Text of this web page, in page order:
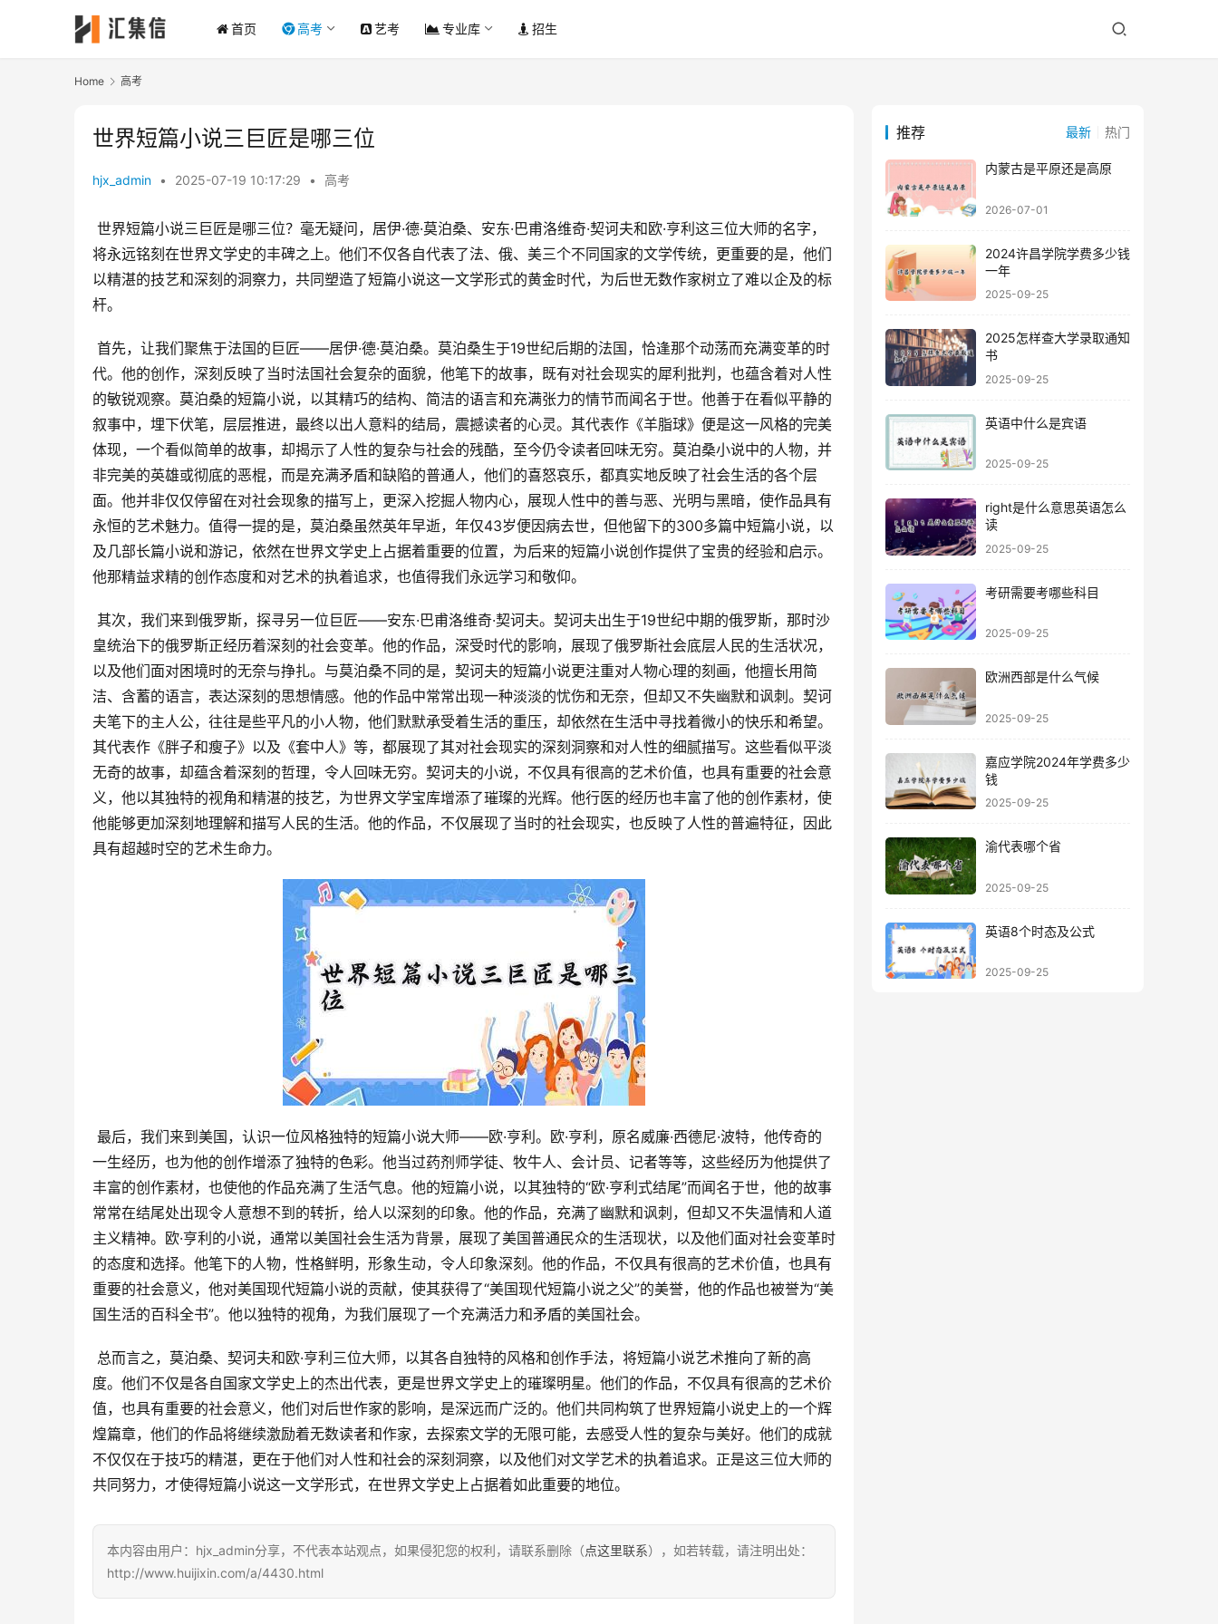
首页 高考 艺考 专业库 招生
Home 高考
世界短篇小说三巨匠是哪三位
hjx_admin • 2025-07-19 10:17:29 • 高考
将永远铭刻在世界文学史的丰碑之上。他们不仅各自代表了法、俄、美三个不同国家的文学传统，更重要的是，他们
以精湛的技艺和深刻的洞察力，共同塑造了短篇小说这一文学形式的黄金时代，为后世无数作家树立了难以企及的标
杆。
代。他的创作，深刻反映了当时法国社会复杂的面貌，他笔下的故事，既有对社会现实的犀利批判，也蕴含着对人性
的敏锐观察。莫泊桑的短篇小说，以其精巧的结构、简洁的语言和充满张力的情节而闻名于世。他善于在看似平静的
叙事中，埋下伏笔，层层推进，最终以出人意料的结局，震撼读者的心灵。其代表作《羊脂球》便是这一风格的完美
体现，一个看似简单的故事，却揭示了人性的复杂与社会的残酷，至今仍令读者回味无穷。莫泊桑小说中的人物，并
非完美的英雄或彻底的恶棍，而是充满矛盾和缺陷的普通人，他们的喜怒哀乐，都真实地反映了社会生活的各个层
面。他并非仅仅停留在对社会现象的描写上，更深入挖掘人物内心，展现人性中的善与恶、光明与黑暗，使作品具有
永恒的艺术魅力。值得一提的是，莫泊桑虽然英年早逝，年仅43岁便因病去世，但他留下的300多篇中短篇小说，以
及几部长篇小说和游记，依然在世界文学史上占据着重要的位置，为后来的短篇小说创作提供了宝贵的经验和启示。
他那精益求精的创作态度和对艺术的执着追求，也值得我们永远学习和敬仰。
皇统治下的俄罗斯正经历着深刻的社会变革。他的作品，深受时代的影响，展现了俄罗斯社会底层人民的生活状况，
以及他们面对困境时的无奈与挣扎。与莫泊桑不同的是，契诃夫的短篇小说更注重对人物心理的刻画，他擅长用简
洁、含蓄的语言，表达深刻的思想情感。他的作品中常常出现一种淡淡的忧伤和无奈，但却又不失幽默和讽刺。契诃
夫笔下的主人公，往往是些平凡的小人物，他们默默承受着生活的重压，却依然在生活中寻找着微小的快乐和希望。
其代表作《胖子和瘦子》以及《套中人》等，都展现了其对社会现实的深刻洞察和对人性的细腻描写。这些看似平淡
无奇的故事，却蕴含着深刻的哲理，令人回味无穷。契诃夫的小说，不仅具有很高的艺术价值，也具有重要的社会意
义，他以其独特的视角和精湛的技艺，为世界文学宝库增添了璀璨的光辉。他行医的经历也丰富了他的创作素材，使
他能够更加深刻地理解和描写人民的生活。他的作品，不仅展现了当时的社会现实，也反映了人性的普遍特征，因此
具有超越时空的艺术生命力。
一生经历，也为他的创作增添了独特的色彩。他当过药剂师学徒、牧牛人、会计员、记者等等，这些经历为他提供了
丰富的创作素材，也使他的作品充满了生活气息。他的短篇小说，以其独特的“欧·亨利式结尾”而闻名于世，他的故事
常常在结尾处出现令人意想不到的转折，给人以深刻的印象。他的作品，充满了幽默和讽刺，但却又不失温情和人道
主义精神。欧·亨利的小说，通常以美国社会生活为背景，展现了美国普通民众的生活现状，以及他们面对社会变革时
的态度和选择。他笔下的人物，性格鲜明，形象生动，令人印象深刻。他的作品，不仅具有很高的艺术价值，也具有
重要的社会意义，他对美国现代短篇小说的贡献，使其获得了“美国现代短篇小说之父”的美誉，他的作品也被誉为“美
国生活的百科全书”。他以独特的视角，为我们展现了一个充满活力和矛盾的美国社会。
度。他们不仅是各自国家文学史上的杰出代表，更是世界文学史上的璀璨明星。他们的作品，不仅具有很高的艺术价
值，也具有重要的社会意义，他们对后世作家的影响，是深远而广泛的。他们共同构筑了世界短篇小说史上的一个辉
煌篇章，他们的作品将继续激励着无数读者和作家，去探索文学的无限可能，去感受人性的复杂与美好。他们的成就
不仅仅在于技巧的精湛，更在于他们对人性和社会的深刻洞察，以及他们对文学艺术的执着追求。正是这三位大师的
共同努力，才使得短篇小说这一文学形式，在世界文学史上占据着如此重要的地位。
本内容由用户：hjx_admin分享，不代表本站观点，如果侵犯您的权利，请联系删除（点这里联系），如若转载，请注明出处：
http://www.huijixin.com/a/4430.html
推荐 最新 热门
内蒙古是平原还是高原
2026-07-01
2024许昌学院学费多少钱
一年
2025-09-25
2025怎样查大学录取通知
书
2025-09-25
英语中什么是宾语
2025-09-25
right是什么意思英语怎么
读
2025-09-25
考研需要考哪些科目
2025-09-25
欧洲西部是什么气候
2025-09-25
嘉应学院2024年学费多少
钱
2025-09-25
渝代表哪个省
2025-09-25
英语8个时态及公式
2025-09-25